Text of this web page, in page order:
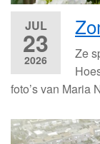
JUL
23
2026
Ze
foto’s van Maria